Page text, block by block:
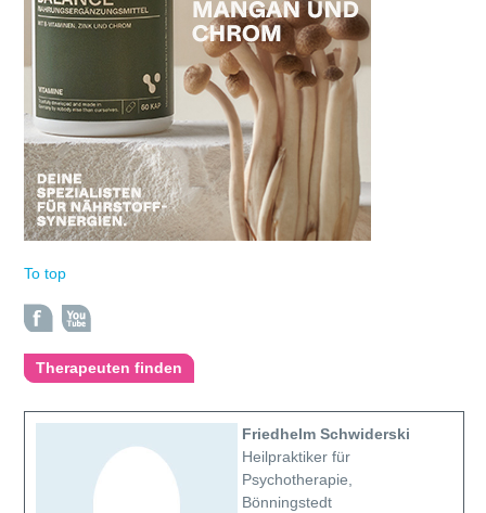
To top
Therapeuten finden
Friedhelm Schwiderski
Heilpraktiker für
Psychotherapie,
Bönningstedt